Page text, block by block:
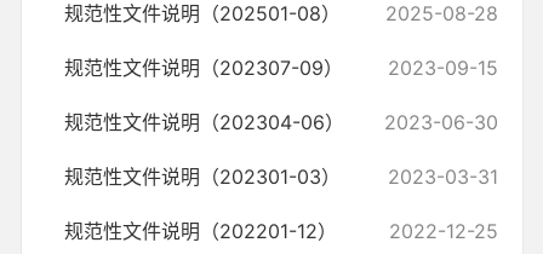
规范性文件说明（202501-08） 2025-08-28
规范性文件说明（202307-09） 2023-09-15
规范性文件说明（202304-06） 2023-06-30
规范性文件说明（202301-03） 2023-03-31
规范性文件说明（202201-12） 2022-12-25